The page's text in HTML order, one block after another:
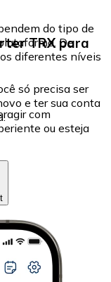
do tipo de
De
diferentes níveis
TRX para
só precisa ser
e ter sua conta
com
ou esteja